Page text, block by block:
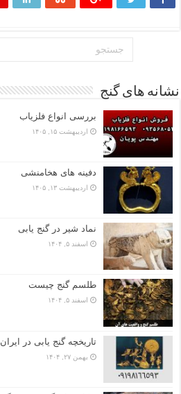
نشانه های گنج
بررسی انواع فلزیاب
اردیبهشت ۱۵, ۱۴۰۵
دفینه های هخامنشی
اردیبهشت ۱۳, ۱۴۰۵
نماد شیر در گنج یابی
اسفند ۵, ۱۴۰۴
طلسم گنج چیست
اسفند ۵, ۱۴۰۴
تاریخچه گنج‌ یابی در
بهمن ۲۷, ۱۴۰۴